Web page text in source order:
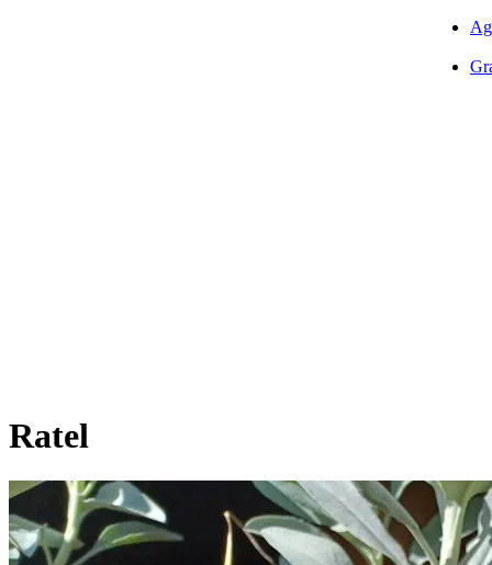
Ratel